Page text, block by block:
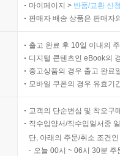
마이페이지 > 반품/교환 신
판매자 배송 상품은 판매자
출고 완료 후 10일 이내의
디지털 콘텐츠인 eBook의
중고상품의 경우 출고 완료
모바일 쿠폰의 경우 유효기
고객의 단순변심 및 착오구
직수입양서/직수입일서중
단, 아래의 주문/취소 조건
오늘 00시 ~ 06시 30분